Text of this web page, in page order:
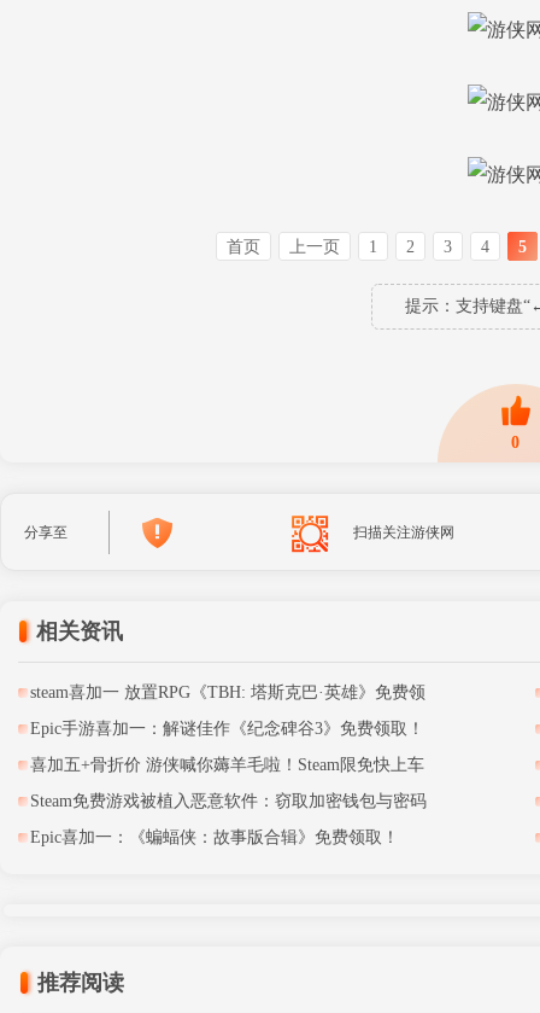
首页 上一页 1 2 3 4 5
提示：支持键盘
0
分享至 扫描关注游侠网
相关资讯
steam喜加一 放置RPG《TBH: 塔斯克巴·英雄》免费领
Epic手游喜加一：解谜佳作《纪念碑谷3》免费领取！
喜加五+骨折价 游侠喊你薅羊毛啦！Steam限免快上车
Steam免费游戏被植入恶意软件：窃取加密钱包与密码
Epic喜加一：《蝙蝠侠：故事版合辑》免费领取！
推荐阅读